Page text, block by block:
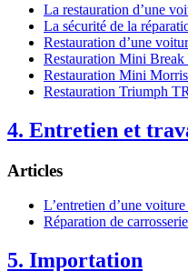
La restauration d’une
La sécurité de la
Restauration d’une
Restauration Mini
Restauration Mini
Restauration Triumph
4. Entretien et
Articles
L’entretien d’une
Réparation de carrosserie
5. Importation